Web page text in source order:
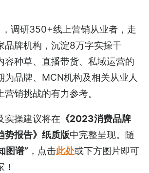
调研350+线上营销从业者，走
品牌机构，沉淀8万字实操干
容种草、直播带货、私域运营的
为品牌、MCN机构及相关从业人
销挑战的有力参考。
实操建议将在 《2023消费品牌
势报告》纸质版中完整呈现。随
图谱” ，点击此处或下方图片即可